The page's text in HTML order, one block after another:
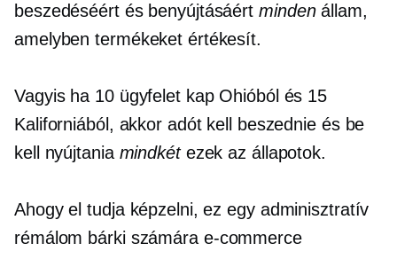
beszedéséért és benyújtásáért mindenállam,
amelyben termékeket értékesít.
Vagyis ha 10 ügyfelet kap Ohióból és 15
Kaliforniából, akkor adót kell beszednie és be
kell nyújtania mindkét ezek az állapotok.
Ahogy el tudja képzelni, ez egy adminisztratív
rémálom bárki számára e-commerce